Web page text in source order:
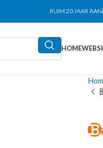
RUIM 20 JAAR
HOME